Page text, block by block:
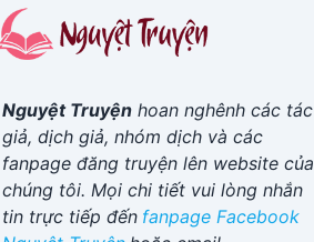
Nguyệt Truyện hoan nghênh các tác
giả, dịch giả, nhóm dịch và các
fanpage đăng truyện lên website của
chúng tôi. Mọi chi tiết vui lòng nhắn
tin trực tiếp đến fanpage Facebook